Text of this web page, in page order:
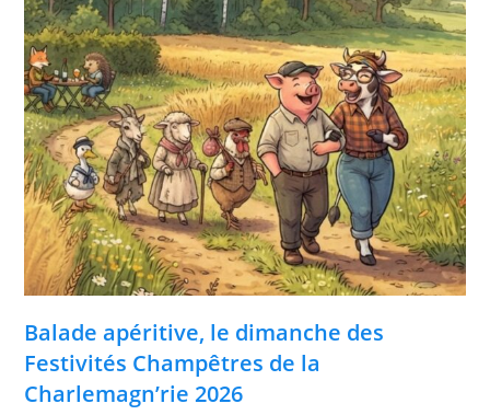
Balade apéritive, le dimanche des
Festivités Champêtres de la
Charlemagn’rie 2026